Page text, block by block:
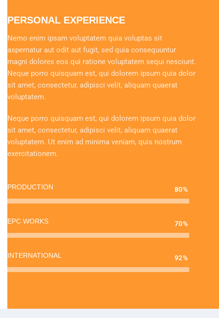
PERSONAL EXPERIENCE
Nemo enim ipsam voluptatem quia voluptas sit
aspernatur aut odit aut fugit, sed quia consequuntur
magni dolores eos qui ratione voluptatem sequi nesciunt.
Neque porro quisquam est, qui dolorem ipsum quia dolor
sit amet, consectetur, adipisci velit, aliquam quaerat
voluptatem.
Neque porro quisquam est, qui dolorem ipsum quia dolor
sit amet, consectetur, adipisci velit, aliquam quaerat
voluptatem. Ut enim ad minima veniam, quis nostrum
exercitationem.
PRODUCTION 80%
EPC WORKS 70%
INTERNATIONAL 92%